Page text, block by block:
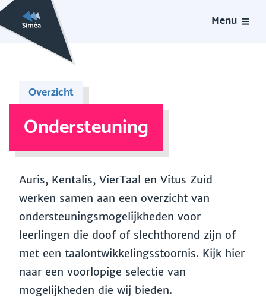
Menu
Overzicht
Ondersteuning
Auris, Kentalis, VierTaal en Vitus Zuid
werken samen aan een overzicht van
ondersteuningsmogelijkheden voor
leerlingen die doof of slechthorend zijn of
met een taalontwikkelingsstoornis. Kijk hier
naar een voorlopige selectie van
mogelijkheden die wij bieden.